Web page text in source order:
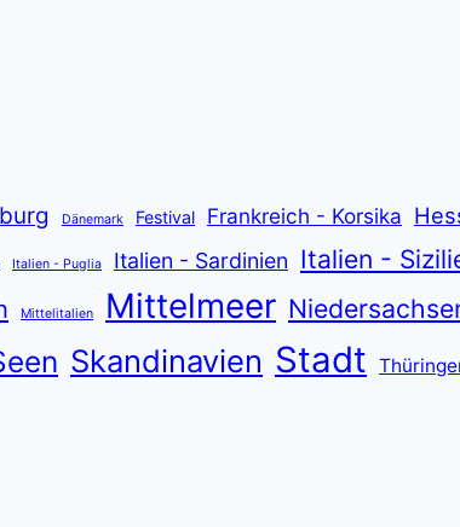
Dänemark Festival Frankreich - Korsika
Italien - Puglia Italien - Sardinien Italien -
Mittelitalien Mittelmeer
Skandinavien Stadt